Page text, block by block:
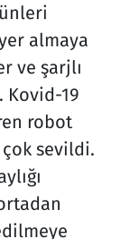
almaya
ve şarjlı
Kovid-19
robot
sevildi.